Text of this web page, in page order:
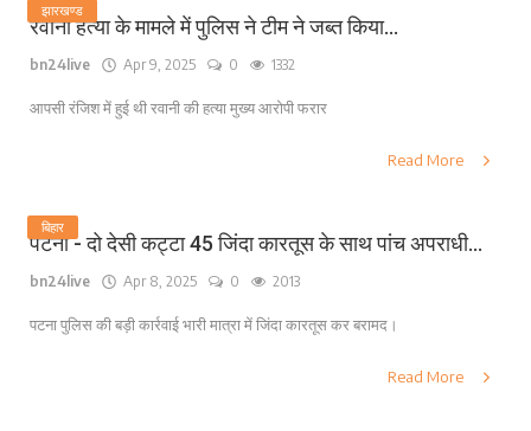
झारखण्ड
रवानी हत्या के मामले में पुलिस ने टीम ने जब्त किया...
bn24live Apr 9, 2025 0 1332
आपसी रंजिश में हुई थी रवानी की हत्या मुख्य आरोपी फरार
Read More
बिहार
पटना - दो देसी कट्टा 45 जिंदा कारतूस के साथ पांच अपराधी...
bn24live Apr 8, 2025 0 2013
पटना पुलिस की बड़ी कार्रवाई भारी मात्रा में जिंदा कारतूस कर बरामद।
Read More